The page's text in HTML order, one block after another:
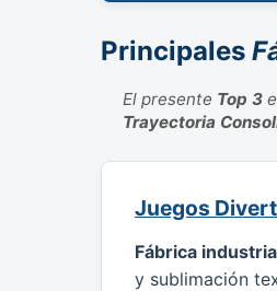
Principales
El presente Top 3
Trayectoria
Juegos
Fábrica
y sublimación